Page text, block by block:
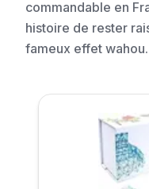
commandable en
histoire de rester
fameux effet wahou.